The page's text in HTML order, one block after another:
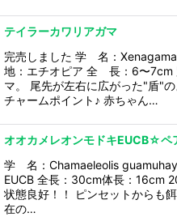
テイラーカワリアガマ
完売しました 学 名：
地：エチオピア 全 長：6〜
マ。 尾先が左右に広がった"盾"
チャームポイント♪ 赤ちゃん…
オオカメレオンモドキEUCB☆ペ
学 名：Chamaeleolis
EUCB 全長：30cm体長：16cm
状態良好！！ ピンセットからも
在の…